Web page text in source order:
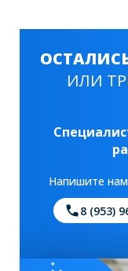
ИЛИ
Напишите
8 (953)